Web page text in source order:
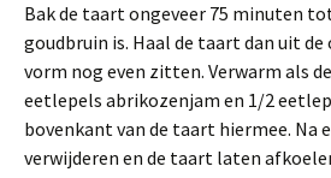
Bak de taart ongeveer 75 minuten
goudbruin is. Haal de taart dan uit de
vorm nog even zitten. Verwarm als
eetlepels abrikozenjam en 1/2
bovenkant van de taart hiermee. Na
verwijderen en de taart laten